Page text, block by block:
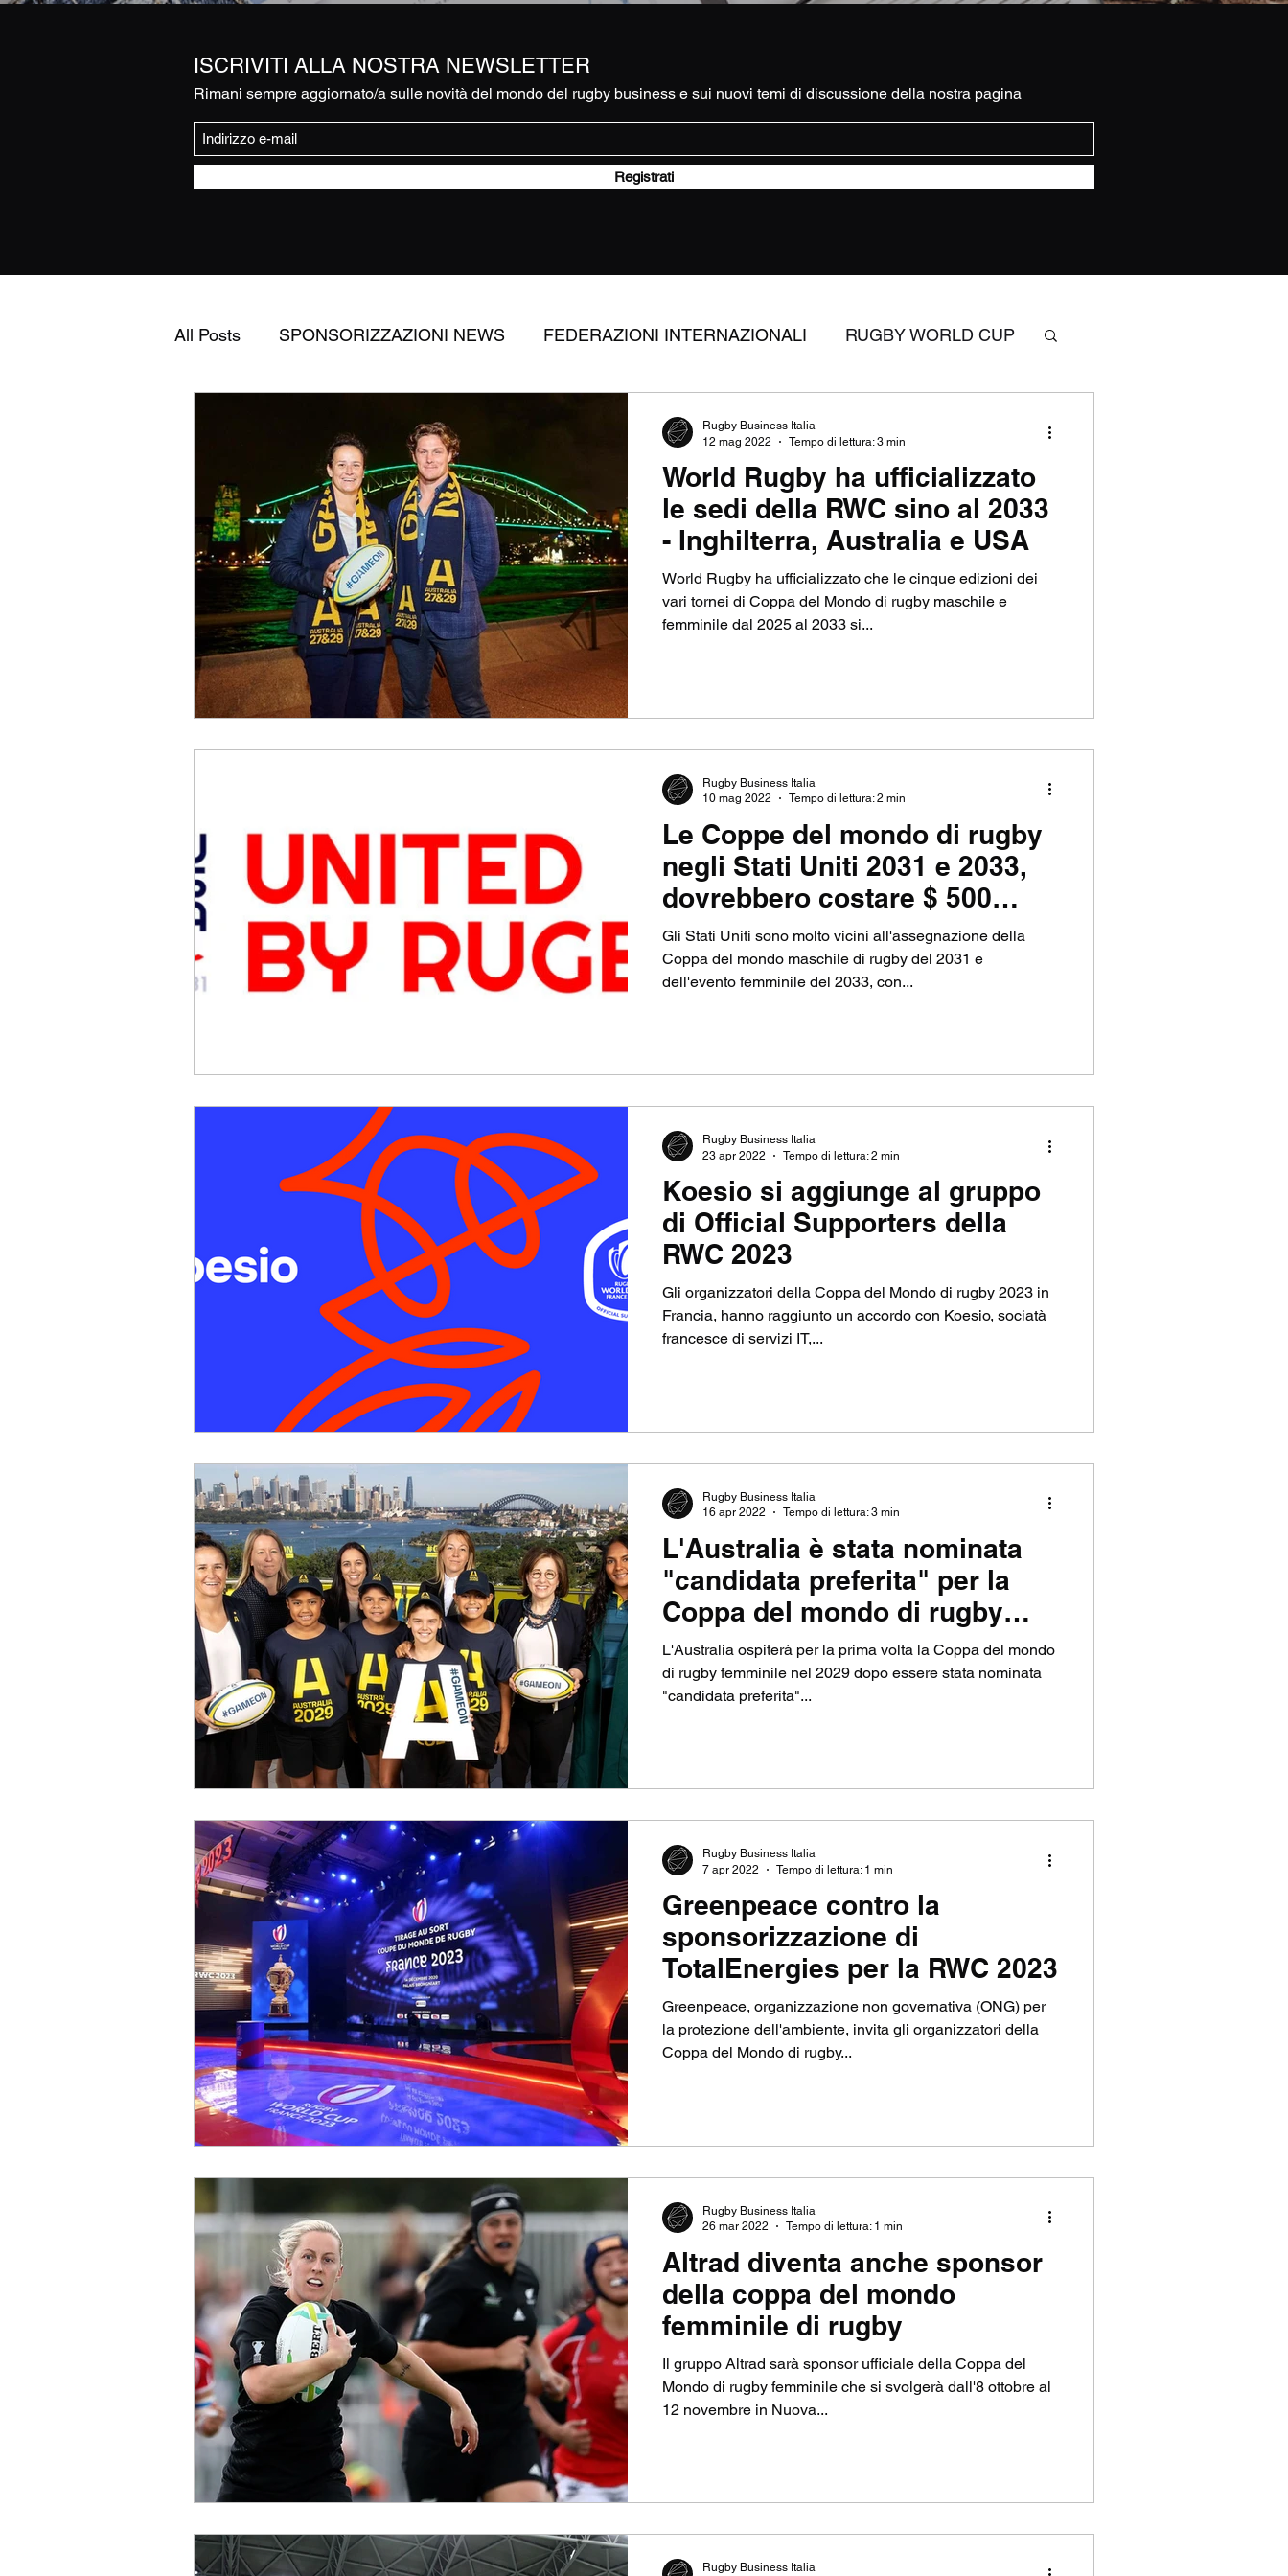
ISCRIVITI ALLA NOSTRA NEWSLETTER
Rimani sempre aggiornato/a sulle novità del mondo del rugby business e sui nuovi temi di discussione della nostra pagina
Registrati
All Posts SPONSORIZZAZIONI NEWS FEDERAZIONI INTERNAZIONALI RUGBY WORLD CUP
UNITED RUGBY CHAMPIONSHIP TOP14 SEVENS CHAMPIONS CUP
CHALLENGE CUP PREMIERSHIP RUGBY RUGBY BUSINESS
World Rugby ha ufficializzato
le sedi della RWC sino al 2033
- Inghilterra, Australia e USA
World Rugby ha ufficializzato che le cinque edizioni dei
vari tornei di Coppa del Mondo di rugby maschile e
femminile dal 2025 al 2033 si...
Rugby Business Italia
12 mag 2022
Tempo di lettura: 3 min
Le Coppe del mondo di rugby
negli Stati Uniti 2031 e 2033,
dovrebbero costare $ 500
milioni
Gli Stati Uniti sono molto vicini all'assegnazione della
Coppa del mondo maschile di rugby del 2031 e
dell'evento femminile del 2033, con...
Rugby Business Italia
10 mag 2022
Tempo di lettura: 2 min
Koesio si aggiunge al gruppo
di Official Supporters della
RWC 2023
Gli organizzatori della Coppa del Mondo di rugby 2023 in
Francia, hanno raggiunto un accordo con Koesio, sociatà
francesce di servizi IT,...
Rugby Business Italia
23 apr 2022
Tempo di lettura: 2 min
L'Australia è stata nominata
"candidata preferita" per la
Coppa del mondo di rugby
femminile 2029
L'Australia ospiterà per la prima volta la Coppa del mondo
di rugby femminile nel 2029 dopo essere stata nominata
"candidata preferita"...
Rugby Business Italia
16 apr 2022
Tempo di lettura: 3 min
Greenpeace contro la
sponsorizzazione di
TotalEnergies per la RWC 2023
Greenpeace, organizzazione non governativa (ONG) per
la protezione dell'ambiente, invita gli organizzatori della
Coppa del Mondo di rugby...
Rugby Business Italia
7 apr 2022
Tempo di lettura: 1 min
Altrad diventa anche sponsor
della coppa del mondo
femminile di rugby
Il gruppo Altrad sarà sponsor ufficiale della Coppa del
Mondo di rugby femminile che si svolgerà dall'8 ottobre al
12 novembre in Nuova...
Rugby Business Italia
26 mar 2022
Tempo di lettura: 1 min
Rugby Business Italia